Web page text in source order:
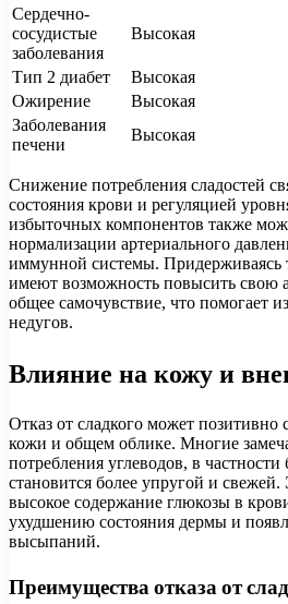
Сердечно-
сосудистые
заболевания
Высокая
Тип 2 диабет Высокая
Ожирение
Высокая
Заболевания
печени
Высокая
Снижение потребления сладостей
состояния крови и регуляцией
избыточных компонентов также
нормализации артериального
иммунной системы. Придерживаясь
имеют возможность повысить свою
общее самочувствие, что помогает
недугов.
Влияние на кожу и
Отказ от сладкого может позитивно
кожи и общем облике. Многие
потребления углеводов, в
становится более упругой и свежей.
высокое содержание глюкозы в
ухудшению состояния дермы и
высыпаний.
Преимущества отказа от